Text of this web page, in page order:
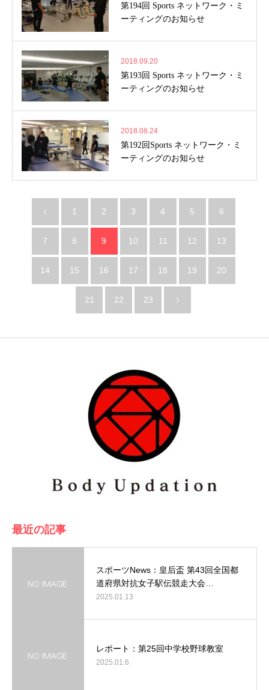
第194回 Sports ネットワーク・ミ
ーティングのお知らせ
2018.09.20
第193回 Sports ネットワーク・ミ
ーティングのお知らせ
2018.08.24
第192回Sports ネットワーク・ミ
ーティングのお知らせ
1 2 3 4 5 6
7 8 9 10 11 12 13
14 15 16 17 18 19 20
21 22 23
最近の記事
スポーツNews：皇后盃 第43回全国都
道府県対抗女子駅伝競走大会…
2025.01.13
レポート：第25回中学校野球教室
2025.01.6